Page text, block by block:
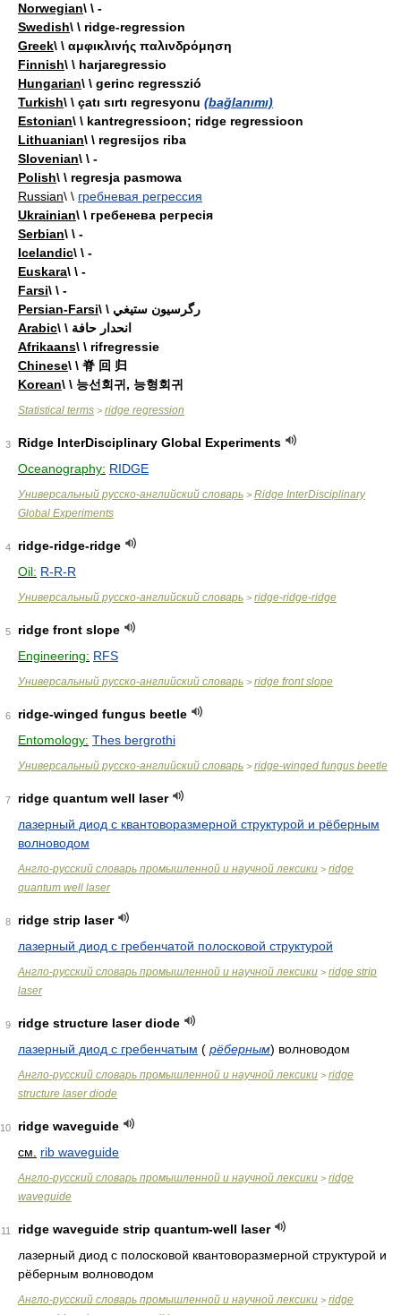
Norwegian\ \ -
Swedish\ \ ridge-regression
Greek\ \ αμφικλινής παλινδρόμηση
Finnish\ \ harjaregressio
Hungarian\ \ gerinc regresszió
Turkish\ \ çatı sırtı regresyonu (bağlanımı)
Estonian\ \ kantregressioon; ridge regressioon
Lithuanian\ \ regresijos riba
Slovenian\ \ -
Polish\ \ regresja pasmowa
Russian\ \ гребневая регрессия
Ukrainian\ \ гребенева регресія
Serbian\ \ -
Icelandic\ \ -
Euskara\ \ -
Farsi\ \ -
Persian-Farsi
\ \ رگرسيون ستيغي
Arabic
\ \ انحدار حافة
Afrikaans\ \ rifregressie
Chinese\ \ 脊 回 归
Korean\ \ 능선회귀, 능형회귀
Statistical terms > ridge regression
3
Ridge InterDisciplinary Global Experiments
Oceanography: RIDGE
Универсальный русско-английский словарь > Ridge InterDisciplinary
Global Experiments
4
ridge-ridge-ridge
Oil: R-R-R
Универсальный русско-английский словарь > ridge-ridge-ridge
5
ridge front slope
Engineering: RFS
Универсальный русско-английский словарь > ridge front slope
6
ridge-winged fungus beetle
Entomology: Thes bergrothi
Универсальный русско-английский словарь > ridge-winged fungus beetle
7
ridge quantum well laser
лазерный диод с квантоворазмерной структурой и рёберным
волноводом
Англо-русский словарь промышленной и научной лексики > ridge
quantum well laser
8
ridge strip laser
лазерный диод с гребенчатой полосковой структурой
Англо-русский словарь промышленной и научной лексики > ridge strip
laser
9
ridge structure laser diode
лазерный диод с гребенчатым ( рёберным) волноводом
Англо-русский словарь промышленной и научной лексики > ridge
structure laser diode
10
ridge waveguide
см.
rib waveguide
Англо-русский словарь промышленной и научной лексики > ridge
waveguide
11
ridge waveguide strip quantum-well laser
лазерный диод с полосковой квантоворазмерной структурой и
рёберным волноводом
Англо-русский словарь промышленной и научной лексики > ridge